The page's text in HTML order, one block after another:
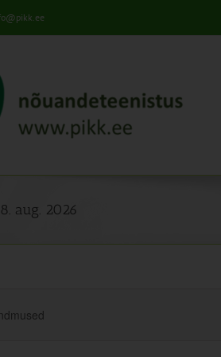
aug. 2026